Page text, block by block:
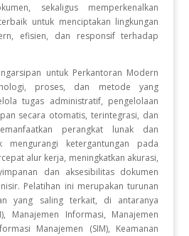
sekaligus memperkenalkan
untuk menciptakan lingkungan
efisien, dan responsif terhadap
untuk Perkantoran Modern
proses, dan metode yang
tugas administratif, pengelolaan
secara otomatis, terintegrasi, dan
perangkat lunak dan
mengurangi ketergantungan pada
alur kerja, meningkatkan akurasi,
dan aksesibilitas dokumen
Pelatihan ini merupakan turunan
yang saling terkait, di antaranya
Manajemen Informasi, Manajemen
Manajemen (SIM), Keamanan